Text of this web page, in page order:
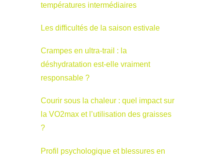
températures intermédiaires
Les difficultés de la saison estivale
Crampes en ultra-trail : la
déshydratation est-elle vraiment
responsable ?
Courir sous la chaleur : quel impact sur
la VO2max et l’utilisation des graisses
?
Profil psychologique et blessures en